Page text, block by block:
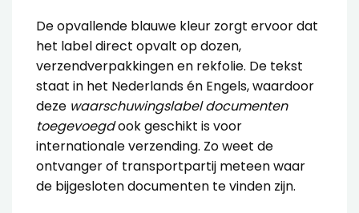
De opvallende blauwe kleur zorgt ervoor dat
het label direct opvalt op dozen,
verzendverpakkingen en rekfolie. De tekst
staat in het Nederlands én Engels, waardoor
deze waarschuwingslabel documenten
toegevoegdook geschikt is voor
internationale verzending. Zo weet de
ontvanger of transportpartij meteen waar
de bijgesloten documenten te vinden zijn.